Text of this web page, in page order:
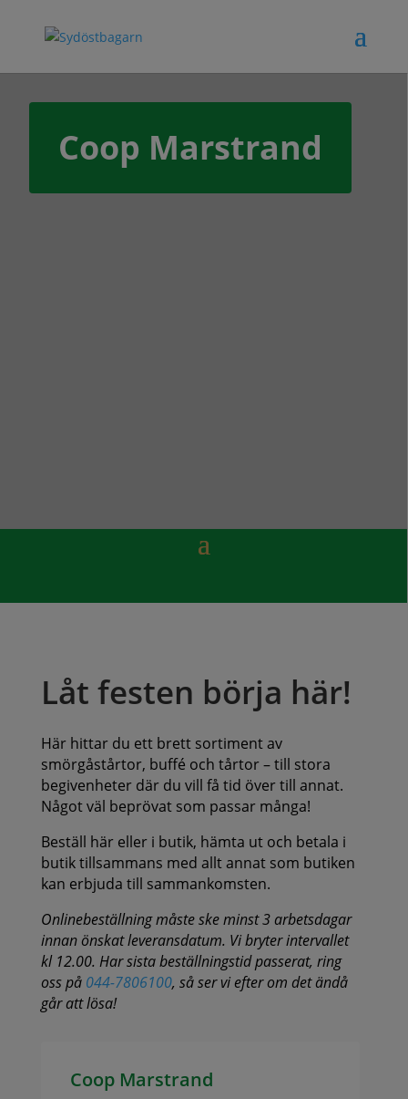
Coop Marstrand
Låt festen börja här!
Här hittar du ett brett sortiment av
smörgåstårtor, buffé och tårtor – till stora
begivenheter där du vill få tid över till annat.
Något väl beprövat som passar många!
Beställ här eller i butik, hämta ut och betala i
butik tillsammans med allt annat som butiken
kan erbjuda till sammankomsten.
Onlinebeställning måste ske minst 3 arbetsdagar
innan önskat leveransdatum. Vi bryter intervallet
kl 12.00. Har sista beställningstid passerat, ring
oss på 044-7806100, så ser vi efter om det ändå
går att lösa!
Coop Marstrand